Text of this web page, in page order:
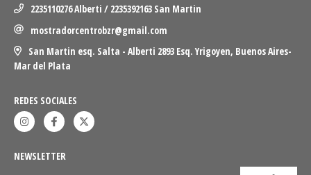
2235110276 Alberti / 2235392163 San Martin
mostradorcentrobzr@gmail.com
San Martin esq. Salta - Alberti 2893 Esq. Yrigoyen, Buenos Aires-
Mar del Plata
REDES SOCIALES
NEWSLETTER